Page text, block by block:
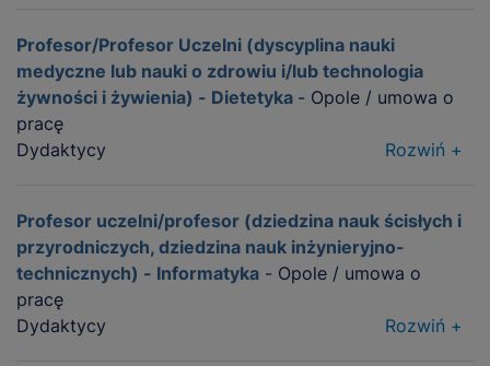
Profesor/Profesor Uczelni (dyscyplina nauki
medyczne lub nauki o zdrowiu i/lub technologia
żywności i żywienia) - Dietetyka - Opole / umowa o
pracę
Dydaktycy
Rozwiń +
Profesor uczelni/profesor (dziedzina nauk ścisłych i
przyrodniczych, dziedzina nauk inżynieryjno-
technicznych) - Informatyka - Opole / umowa o
pracę
Dydaktycy
Rozwiń +